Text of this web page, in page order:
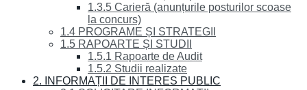
1.3.5 Carieră (anunțurile posturilor scoase
la concurs)
1.4 PROGRAME ȘI STRATEGII
1.5 RAPOARTE ȘI STUDII
1.5.1 Rapoarte de Audit
1.5.2 Studii realizate
2. INFORMAȚII DE INTERES PUBLIC